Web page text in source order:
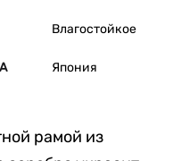
Влагостойкое
Япония
рамой из